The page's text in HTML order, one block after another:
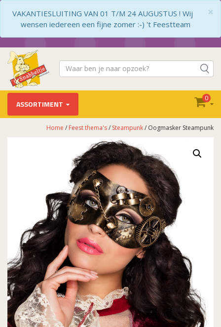
×
VAKANTIESLUITING VAN 01 T/M 24 AUGUSTUS ! Wij
wensen iedereen een fijne zomer :-) 't Feestteam
ASSORTIMENT
0
Home / Feest thema's/ Steampunk/ Oogmasker Steampunk